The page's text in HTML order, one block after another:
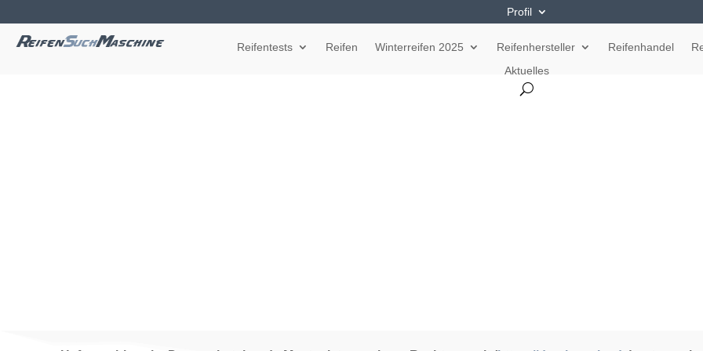
Profil
Reifentests Reifen Winterreifen 2025 Reifenhersteller Reifenhandel
Aktuelles